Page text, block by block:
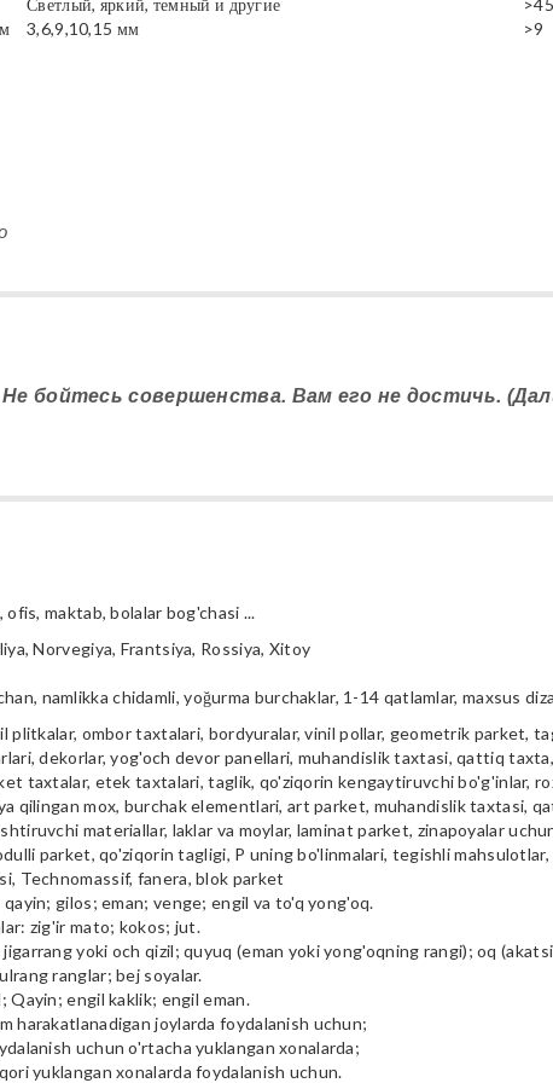
Светлый, яркий, темный и другие
>45
3,6,9,10,15 мм >9
Не бойтесь совершенства. Вам его не достичь.
ofis, maktab, bolalar bog'chasi ...
Norvegiya, Frantsiya, Rossiya, Xitoy
namlikka chidamli, yoğurma burchaklar, 1-14 qatlamlar, maxsus
plitkalar, ombor taxtalari, bordyuralar, vinil pollar, geometrik parket,
dekorlar, yog'och devor panellari, muhandislik taxtasi, qattiq taxta,
taxtalar, etek taxtalari, taglik, qo'ziqorin kengaytiruvchi bo'g'inlar,
qilingan mox, burchak elementlari, art parket, muhandislik taxtasi,
materiallar, laklar va moylar, laminat parket, zinapoyalar
parket, qo'ziqorin tagligi, P uning bo'linmalari, tegishli
Technomassif, fanera, blok parket
qayin; gilos; eman; venge; engil va to'q yong'oq.
zig'ir mato; kokos; jut.
jigarrang yoki och qizil; quyuq (eman yoki yong'oqning rangi); oq
ranglar; bej soyalar.
Qayin; engil kaklik; engil eman.
harakatlanadigan joylarda foydalanish uchun;
uchun o'rtacha yuklangan xonalarda;
yuklangan xonalarda foydalanish uchun.